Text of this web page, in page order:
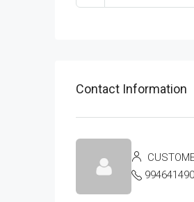
Contact Information